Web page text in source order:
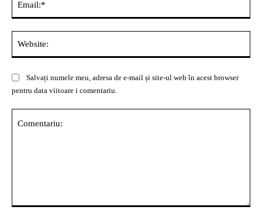
Salvați numele meu, adresa de e-mail și site-ul web în acest browser
pentru data viitoare i comentariu.